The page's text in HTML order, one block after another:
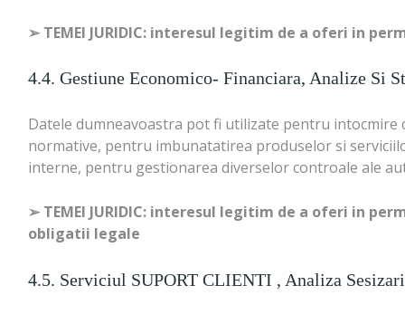
➢TEMEI JURIDIC: interesul legitim de a oferi in
4.4. Gestiune Economico- Financiara, Analize Si
Datele dumneavoastra pot fi utilizate pentru
normative, pentru imbunatatirea produselor si
interne, pentru gestionarea diverselor controale ale
➢TEMEI JURIDIC: interesul legitim de a oferi in
obligatii legale
4.5. Serviciul SUPORT CLIENTI , Analiza